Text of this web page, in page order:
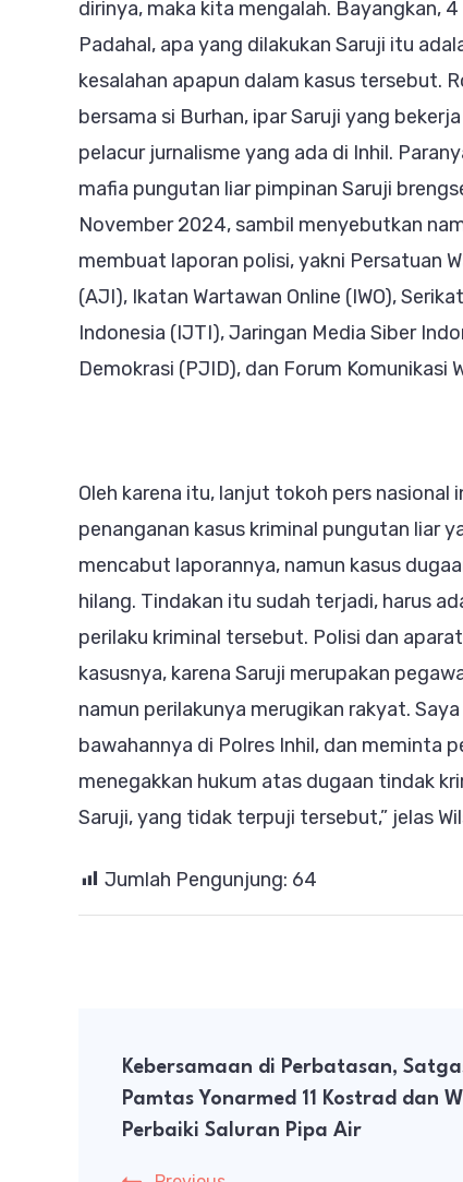
dirinya, maka kita mengalah. Bayangkan,
Padahal, apa yang dilakukan Saruji itu
kesalahan apapun dalam kasus tersebut.
bersama si Burhan, ipar Saruji yang
pelacur jurnalisme yang ada di Inhil.
mafia pungutan liar pimpinan Saruji
November 2024, sambil menyebutkan
membuat laporan polisi, yakni Persatuan
(AJI), Ikatan Wartawan Online (IWO),
Indonesia (IJTI), Jaringan Media Siber
Demokrasi (PJID), dan Forum Komunikasi
Oleh karena itu, lanjut tokoh pers nasional
penanganan kasus kriminal pungutan liar
mencabut laporannya, namun kasus
hilang. Tindakan itu sudah terjadi, harus
perilaku kriminal tersebut. Polisi dan
kasusnya, karena Saruji merupakan
namun perilakunya merugikan rakyat.
bawahannya di Polres Inhil, dan meminta
menegakkan hukum atas dugaan tindak
Saruji, yang tidak terpuji tersebut,” jelas
Jumlah Pengunjung: 64
Navigation
Kebersamaan di Perbatasan,
Pamtas Yonarmed 11 Kostrad dan
Perbaiki Saluran Pipa Air